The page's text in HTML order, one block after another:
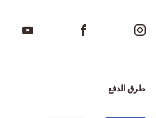
طرق الدفع